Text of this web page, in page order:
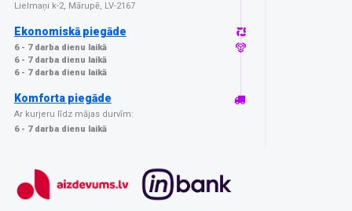
Lielmaņi k-2, Mārupē, LV-2167
Ekonomiskā piegāde
6 - 7 darba dienu laikā
6 - 7 darba dienu laikā
6 - 7 darba dienu laikā
Komforta piegāde
Ar kurjeru līdz mājas durvīm:
6 - 7 darba dienu laikā